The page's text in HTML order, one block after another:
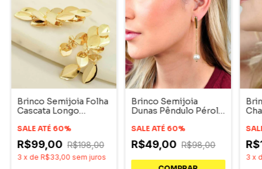
Brinco Semijoia Folha
Cascata Longo
Acessórios
SALE ATÉ 60%
R$99,00 R$198,00
3 x de R$33,00 sem juros
Brinco Semijoia
Dunas Pêndulo Pérola
Acessórios
SALE ATÉ 60%
R$49,00 R$98,00
3 x